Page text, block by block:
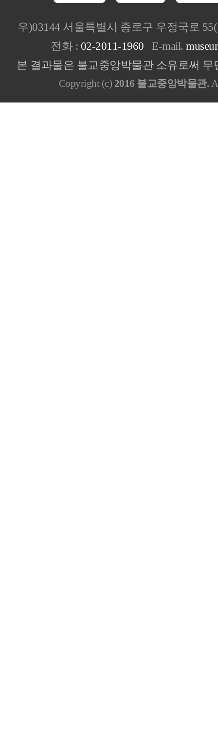
우)03144 서울특별시 종로구 우정국로
전화 : 02-2011-1960 E-mail.
본 결과물은 불교중앙박물관 소유로써
Copyright (c) 2016 불교중앙박물관.